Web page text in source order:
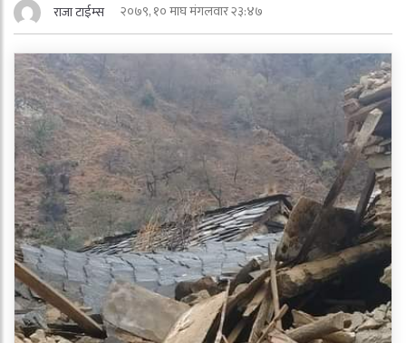
राजा टाईम्स २०७९, १० माघ मंगलवार २३:४७